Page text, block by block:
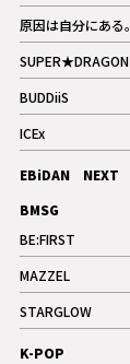
記事
原因は自分にある。
記事
SUPER★DRAGON
記事
BUDDiiS
記事
ICEx
記事
EBiDAN NEXT
BMSG
BE:FIRST
記事
ギャラリー
MAZZEL
記事
ギャラリー
STARGLOW
記事
K-POP